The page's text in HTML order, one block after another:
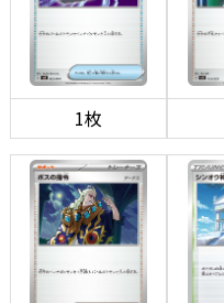
1枚